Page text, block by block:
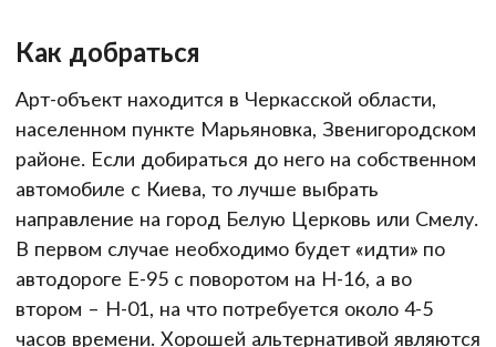
Как добраться
Арт-объект находится в Черкасской области,
населенном пункте Марьяновка, Звенигородском
районе. Если добираться до него на собственном
автомобиле с Киева, то лучше выбрать
направление на город Белую Церковь или Смелу.
В первом случае необходимо будет «идти» по
автодороге Е-95 с поворотом на Н-16, а во
втором – Н-01, на что потребуется около 4-5
часов времени. Хорошей альтернативой являются